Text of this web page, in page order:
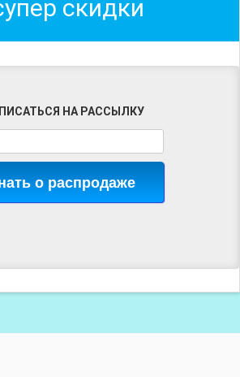
скидки
НА РАССЫЛКУ
о распродаже